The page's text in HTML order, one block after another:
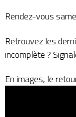
Rendez-vous
Retrouvez les
incomplète ?
En images, le